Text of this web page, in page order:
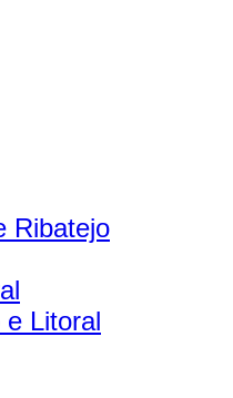
Ribatejo
e Litoral